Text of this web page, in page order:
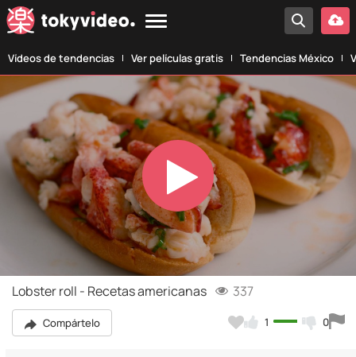
Vídeos de tendencias Ver películas gratis Tendencias México
Play
Video
Lobster roll - Recetas americanas 337
Compártelo 1 0